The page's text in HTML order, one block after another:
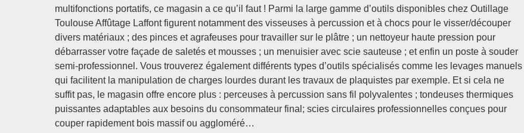
multifonctions portatifs, ce magasin a ce qu’il faut ! Parmi la large gamme d’outils disponibles chez Outillage
Toulouse Affûtage Laffont figurent notamment des visseuses à percussion et à chocs pour le visser/découper
divers matériaux ; des pinces et agrafeuses pour travailler sur le plâtre ; un nettoyeur haute pression pour
débarrasser votre façade de saletés et mousses ; un menuisier avec scie sauteuse ; et enfin un poste à souder
semi-professionnel. Vous trouverez également différents types d’outils spécialisés comme les levages manuels
qui facilitent la manipulation de charges lourdes durant les travaux de plaquistes par exemple. Et si cela ne
suffit pas, le magasin offre encore plus : perceuses à percussion sans fil polyvalentes ; tondeuses thermiques
puissantes adaptables aux besoins du consommateur final; scies circulaires professionnelles conçues pour
couper rapidement bois massif ou aggloméré…